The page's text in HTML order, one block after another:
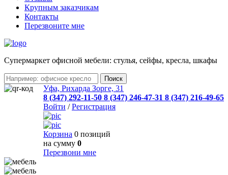
Крупным заказчикам
Контакты
Перезвоните мне
Cупермаркет офисной мебели: стулья, сейфы, кресла, шкафы
Уфа, Рихарда Зорге, 31
8 (347) 292-11-50 8 (347) 246-47-31 8 (347) 216-49-65
Войти /Регистрация
Корзина 0 позиций
на сумму 0
Перезвони мне